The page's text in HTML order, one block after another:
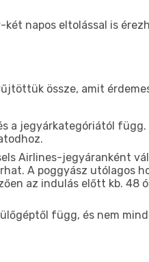
napos eltolással is
össze, amit
a jegyárkategóriától függ.
Airlines-jegyáranként
A poggyász utólagos
az indulás előtt kb. 48
függ, és nem